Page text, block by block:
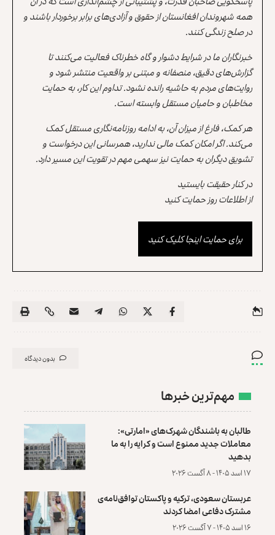
همه شهروندان افغانستان از حقوق و آزادی‌های برابر برخوردار باشند و
در صلح زندگی کنند.
خبرنگاران ما در شرایط دشوار و گاه خطرناک فعالیت می‌کنند تا
گزارش‌های دقیق، منصفانه و مبتنی بر واقعیت منتشر شود و
روایت‌های مردم به حاشیه رانده نشود. تداوم این کار، به حمایت
مخاطبان و حامیان مستقل وابسته است.
هر کمک، فارغ از میزان آن، به ادامه روزنامه‌نگاری مستقل کمک
می‌کند. اگر امکان کمک مالی ندارید، همرسانی این درخواست و
تشویق دیگران به حمایت نیز سهمی مهم در تقویت این مسیر دارد.
در کنار حقیقت بایستید
از اطلاعات روز حمایت کنید
برای حمایت اینجا کلیک کنید
بدون دیدگاه
مهم‌ترین خبرها
طالبان به باشندگان شهرک‌های «امارتی»:
معاملات جدید ممنوع است و کرایه را به ما
بدهید
۱۷ اسد ۱۴۰۵ - ۸ آگست ۲۰۲۶
عربستان سعودی، ترکیه و پاکستان توافق‌نامه‌ی
مشترک دفاعی امضا کردند
۱۶ اسد ۱۴۰۵ - ۷ آگست ۲۰۲۶